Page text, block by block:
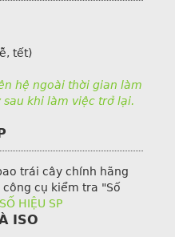
tết)
hệ ngoài thời gian làm
khi làm việc trở lại.
trái cây chính hãng
cụ kiểm tra "Số
HIỆU SP
ISO